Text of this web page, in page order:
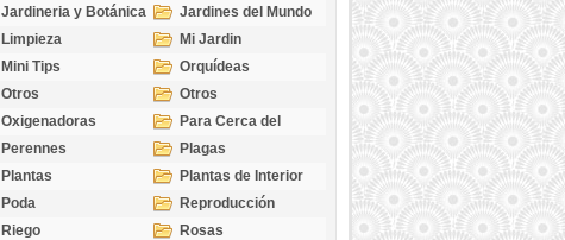
Jardineria y Botánica
Jardines del Mundo
Limpieza
Mi Jardin
Mini Tips
Orquídeas
Otros
Otros
Oxigenadoras
Para Cerca del
Estanque
Perennes
Plagas
Plantas
Plantas de Interior
Poda
Reproducción
Riego
Rosas